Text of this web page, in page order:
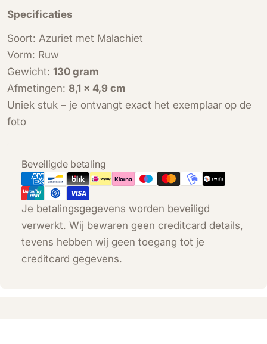
Specificaties
Soort: Azuriet met Malachiet
Vorm: Ruw
Gewicht: 130 gram
Afmetingen: 8,1 × 4,9 cm
Uniek stuk – je ontvangt exact het exemplaar op de
foto
Beveiligde betaling
Betaalmethoden
Je betalingsgegevens worden beveiligd
verwerkt. Wij bewaren geen creditcard details,
tevens hebben wij geen toegang tot je
creditcard gegevens.